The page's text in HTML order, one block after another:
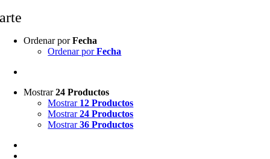
arte
Ordenar porFecha
Ordenar porFecha
Mostrar24 Productos
Mostrar 12 Productos
Mostrar24 Productos
Mostrar36 Productos